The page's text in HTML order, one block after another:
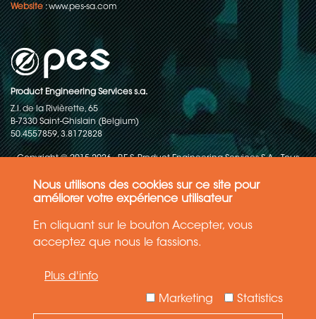
Nous utilisons des cookies sur ce site pour
améliorer votre expérience utilisateur
En cliquant sur le bouton Accepter, vous
acceptez que nous le fassions.
Plus d'info
Statistics
Marketing
Website:www.pes-sa.com
Product Engineering Services s.a.
Z.I. de la Rivièrette, 65
B-7330 Saint-Ghislain (Belgium)
50.4557859, 3.8172828
Copyright © 2015-2026 - P.E.S. Product Engineering Services S.A. - Tous
Politique de protection des données
Conditions générales de ventes
récent de la technique. Les détails et les spécifications sont